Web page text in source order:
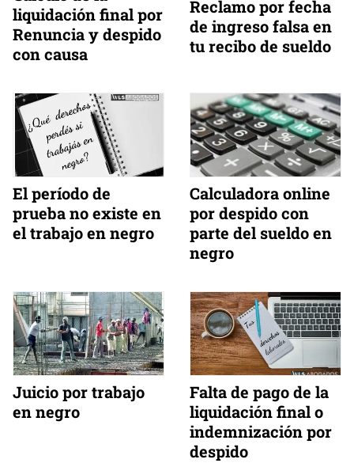
liquidación final por
Renuncia y despido
con causa
Reclamo por fecha
de ingreso falsa en
tu recibo de sueldo
El período de
prueba no existe en
el trabajo en negro
Calculadora online
por despido con
parte del sueldo en
negro
Juicio por trabajo
en negro
Falta de pago de la
liquidación final o
indemnización por
despido